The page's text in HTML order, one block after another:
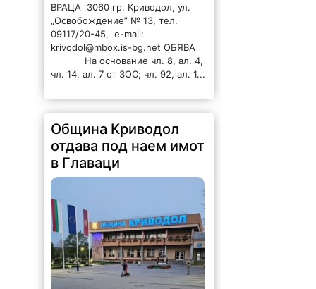
ВРАЦА 3060 гр. Криводол, ул.
„Освобождение” № 13, тел.
09117/20-45, e-mail:
krivodol@mbox.is-bg.net ОБЯВА
На основание чл. 8, ал. 4,
чл. 14, ал. 7 от ЗОС; чл. 92, ал. 1...
Община Криводол
отдава под наем имот
в Главаци